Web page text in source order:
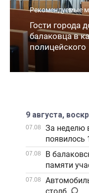
Рекомендуемые
Гости города
балаковца в
полицейского
9 августа,
07.08
За неделю
07.08
В
памяти
07.08